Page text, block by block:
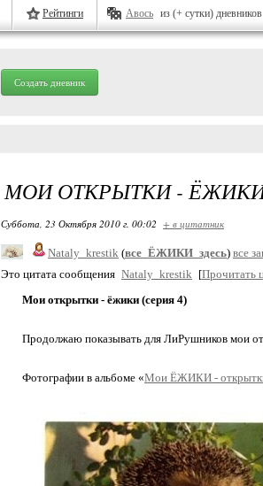
Рейтинги Авось из (+ сутки) дневников
Создать дневник
МОИ ОТКРЫТКИ -
Суббота, 23 Октября 2010 г. 00:02 + в цитатник
Nataly_krestik (все_ЁЖИКИ_здесь) все
Это цитата сообщения Nataly_krestik [Прочитать
Мои открытки - ёжики (серия 4)
Продолжаю показывать для ЛиРушников мои
Фотографии в альбоме «Мои ЁЖИКИ -